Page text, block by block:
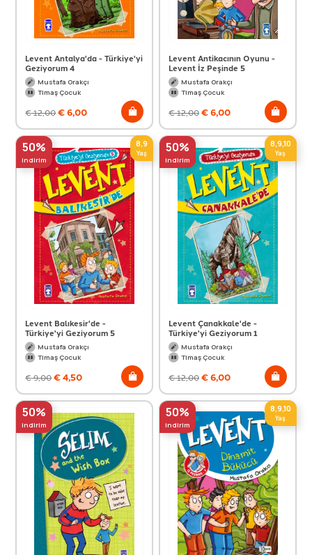
Levent Antalya'da - Türkiye'yi
Geziyorum 4
Mustafa Orakçı
Timaş Çocuk
€12,00€6,00
Levent Antikacının Oyunu -
Levent İz Peşinde 5
Mustafa Orakçı
Timaş Çocuk
€12,00€6,00
50%
indirim
8,9
Yaş
Levent Balıkesir'de -
Türkiye'yi Geziyorum 5
Mustafa Orakçı
Timaş Çocuk
€9,00€4,50
50%
indirim
8,9,10
Yaş
Levent Çanakkale'de -
Türkiye'yi Geziyorum 1
Mustafa Orakçı
Timaş Çocuk
€12,00€6,00
50%
indirim
50%
indirim
8,9,10
Yaş